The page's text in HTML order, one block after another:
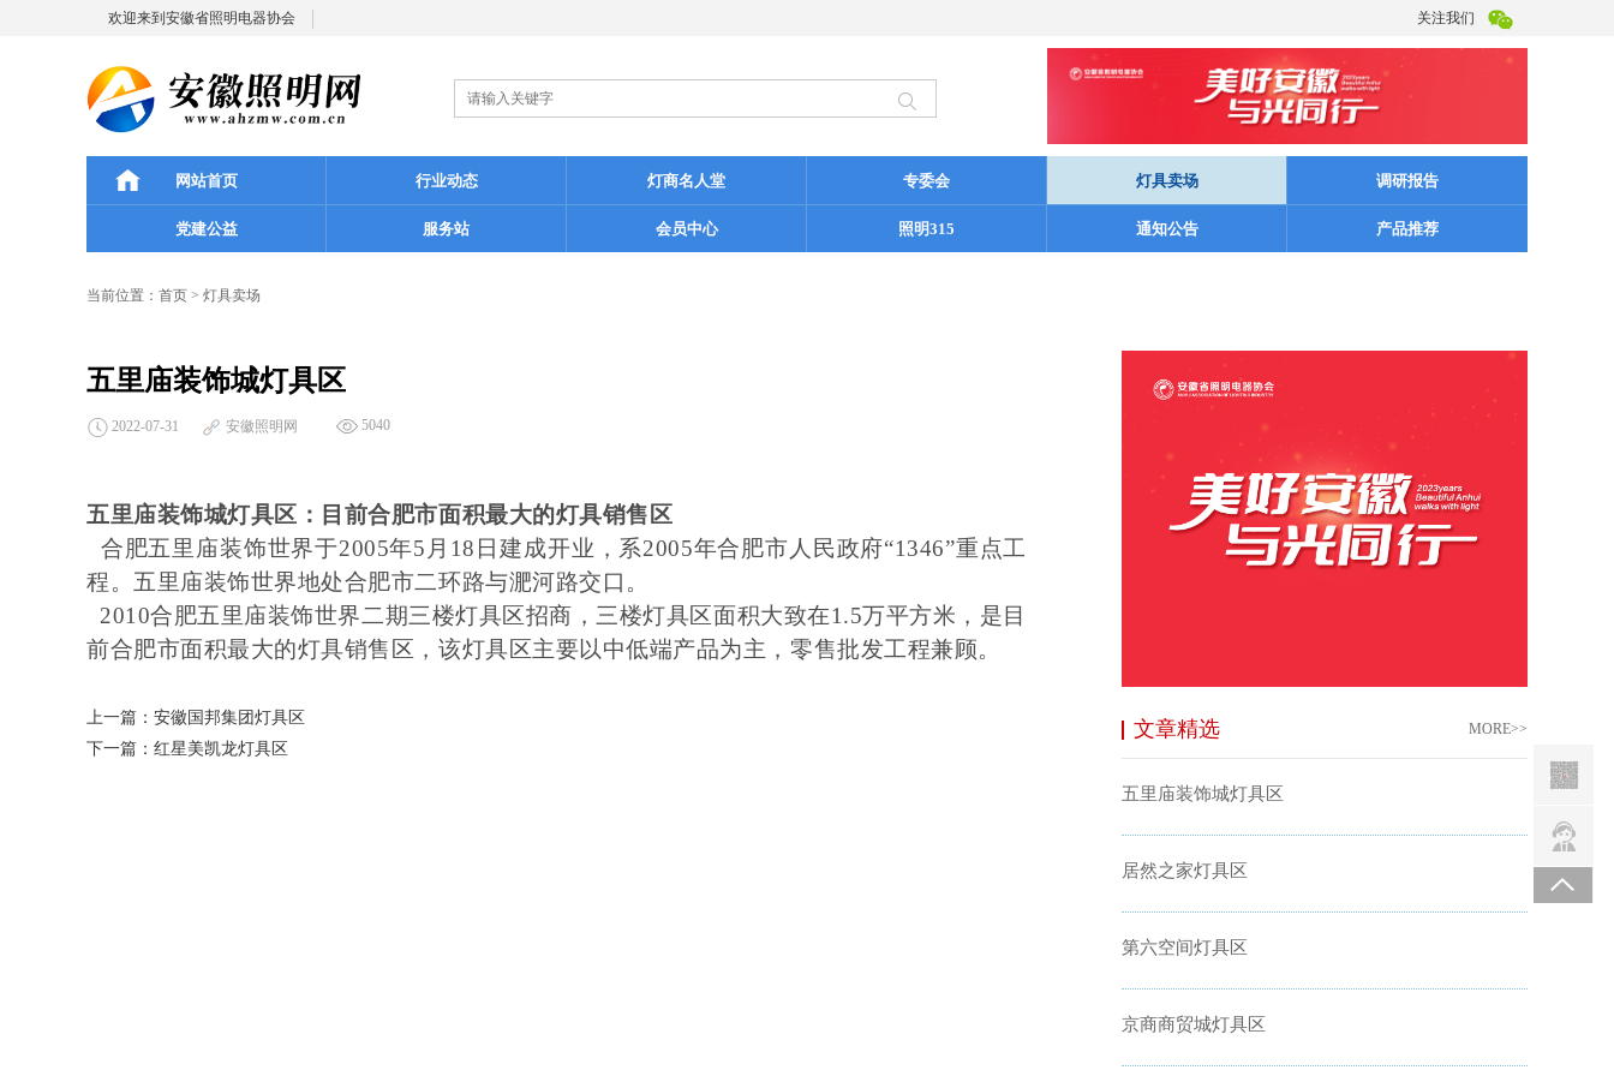
欢迎来到安徽省照明电器协会 关注我们
网站首页 行业动态 灯商名人堂 专委会 灯具卖场 调研报告
党建公益 服务站 会员中心 照明315 通知公告 产品推荐
当前位置： 首页 > 灯具卖场
五里庙装饰城灯具区
2022-07-31 安徽照明网 5040
五里庙装饰城灯具区：目前合肥市面积最大的灯具销售区
合肥五里庙装饰世界于2005年5月18日建成开业，系2005年合肥市人民政府“1346”重点工
程。五里庙装饰世界地处合肥市二环路与淝河路交口。
2010合肥五里庙装饰世界二期三楼灯具区招商，三楼灯具区面积大致在1.5万平方米，是目
前合肥市面积最大的灯具销售区，该灯具区主要以中低端产品为主，零售批发工程兼顾。
上一篇： 安徽国邦集团灯具区
下一篇： 红星美凯龙灯具区
文章精选 MORE>>
五里庙装饰城灯具区
居然之家灯具区
第六空间灯具区
京商商贸城灯具区